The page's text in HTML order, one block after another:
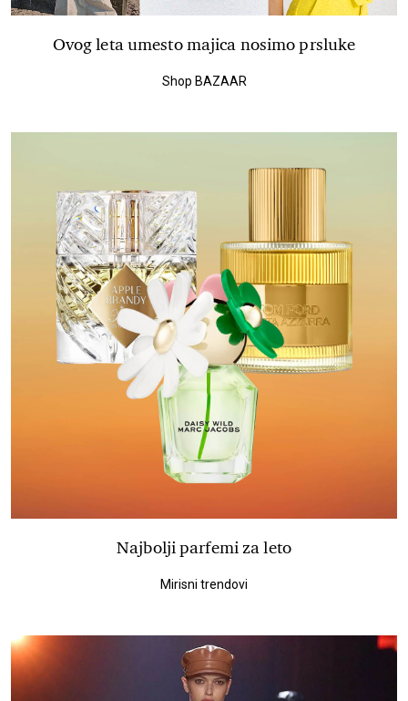
Ovog leta umesto majica nosimo prsluke
Shop BAZAAR
Najbolji parfemi za leto
Mirisni trendovi